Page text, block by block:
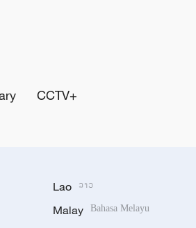
CCTV+
Lao ລາວ
Malay Bahasa Melayu